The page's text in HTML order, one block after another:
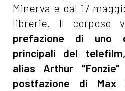
Minerva e dal 17
librerie. Il corposo
prefazione di uno
principali del
alias Arthur "Fonzie"
postfazione di Max